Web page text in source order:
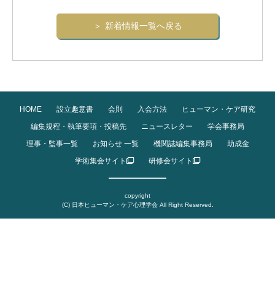
新着情報一覧へ戻る
HOME 設立趣意書 会則 入会方法
ヒューマン・ケア研究
編集規程・執筆要項・投稿先
ニュースレター
学会事務局
理事・監事一覧
お知らせ 一覧 機関誌編集事務局
助成金
学術集会サイト
研修会サイト
copyright
(C) 日本ヒューマン・ケア心理学会 All Right Reserved.